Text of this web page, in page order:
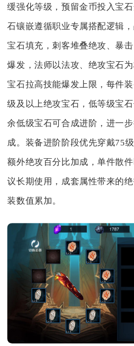
缓强化等级，预留金币投入宝
石镶嵌遵循职业专属搭配逻辑
宝石填充，刺客堆叠绝攻、暴
爆发，法师以法攻、绝攻宝石
宝石拉高技能爆发上限，每件
级及以上绝攻宝石，低等级宝
余低级宝石可合成进阶，进一
成。装备进阶阶段优先穿戴75
额外绝攻百分比加成，单件散
议长期使用，成套属性带来的
装数值累加。